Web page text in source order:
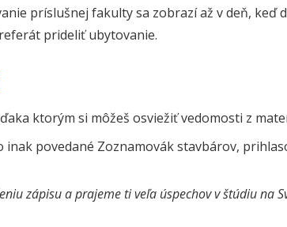
príslušnej fakulty sa zobrazí až v deň, keď
prideliť ubytovanie.
ktorým si môžeš osviežiť vedomosti z
inak povedané Zoznamovák stavbárov,
zápisu a prajeme ti veľa úspechov v štúdiu na